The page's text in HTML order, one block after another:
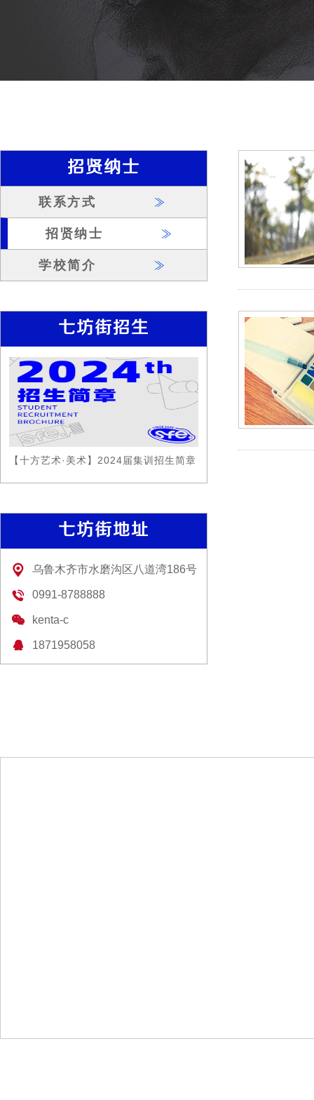
招贤纳士
联系方式
招贤纳士
学校简介
七坊街招生
【十方艺术·美术】2024届集训招生简章
七坊街地址
乌鲁木齐市水磨沟区八道湾186号
0991-8788888
kenta-c
1871958058